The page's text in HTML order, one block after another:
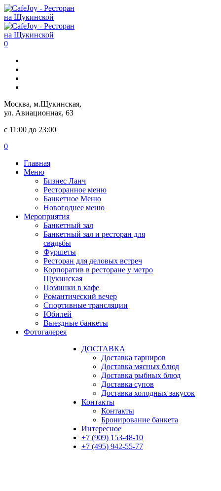
0
Москва, м.Щукинская,
ул. Авиационная, 63
с 11:00 до 23:00
0
Главная
Меню
Бизнес Ланч
Ресторанное меню
Банкетное Меню
Новогоднее меню
Мероприятия
Банкетный зал
Банкетный зал и ресторан для
свадьбы
Фуршеты
Ресторан для деловых встреч
Корпоратив в ресторане у метро
Щукинская
Поминки в кафе
Романтический вечер
Спортивные трансляции
Юбилей
Выездные банкеты
Фотогалерея
ДОСТАВКА
Доставка гарниров
Доставка мясных блюд
Доставка рыбных блюд
Доставка супов
Доставка холодных закусок
Контакты
Контакты
Бронирование банкета
Интересное
+7 (909) 153-48-10
+7 (495) 942-55-77